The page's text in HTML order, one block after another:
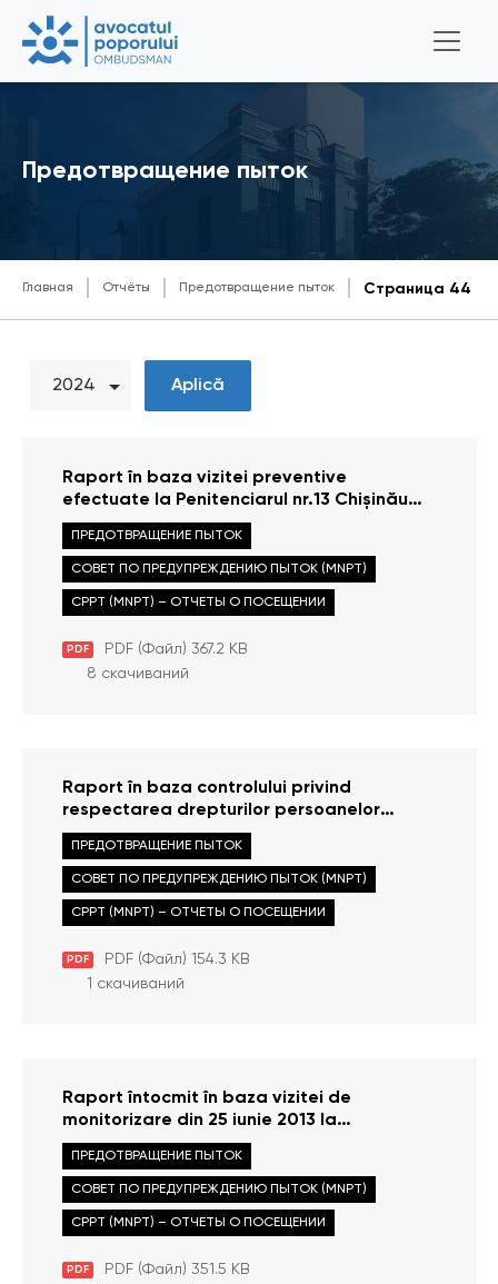
Предотвращение пыток
Главная Отчёты Предотвращение пыток Страница 44
Aplică
Raport în baza vizitei preventive
efectuate la Penitenciarul nr.13 Chișinău
din 22 iulie 2013
PDF PDF (Файл) 367.2 KB
ПРЕДОТВРАЩЕНИЕ ПЫТОК
СОВЕТ ПО ПРЕДУПРЕЖДЕНИЮ ПЫТОК (MNPT)
CPPT (MNPT) – ОТЧЕТЫ О ПОСЕЩЕНИИ
8 скачиваний
Raport în baza controlului privind
respectarea drepturilor persoanelor
private de libertate în IDP Inspectoratul
de Poliție Leova din 10 iulie 2013
PDF PDF (Файл) 154.3 KB
ПРЕДОТВРАЩЕНИЕ ПЫТОК
СОВЕТ ПО ПРЕДУПРЕЖДЕНИЮ ПЫТОК (MNPT)
CPPT (MNPT) – ОТЧЕТЫ О ПОСЕЩЕНИИ
1 скачиваний
Raport întocmit în baza vizitei de
monitorizare din 25 iunie 2013 la
Penitenciarul nr.9 Pruncul
PDF PDF (Файл) 351.5 KB
ПРЕДОТВРАЩЕНИЕ ПЫТОК
СОВЕТ ПО ПРЕДУПРЕЖДЕНИЮ ПЫТОК (MNPT)
CPPT (MNPT) – ОТЧЕТЫ О ПОСЕЩЕНИИ